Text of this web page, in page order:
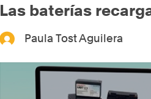
Las baterías
Paula Tost Aguilera